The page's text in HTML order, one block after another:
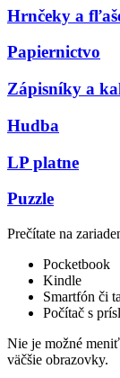
Hrnčeky a
Papiernictvo
Zápisníky a
Hudba
LP platne
Puzzle
Prečítate na
Pocketbook
Kindle
Smartfón či
Počítač s
Nie je možné
väčšie obrazovky.